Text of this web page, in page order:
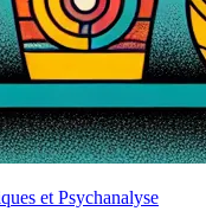
et Psychanalyse